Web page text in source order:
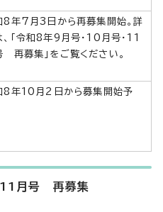
8年7月3日から再募集開始。詳
、「令和8年9月号・10月号・11
再募集」をご覧ください。
8年10月2日から募集開始予
11月号 再募集